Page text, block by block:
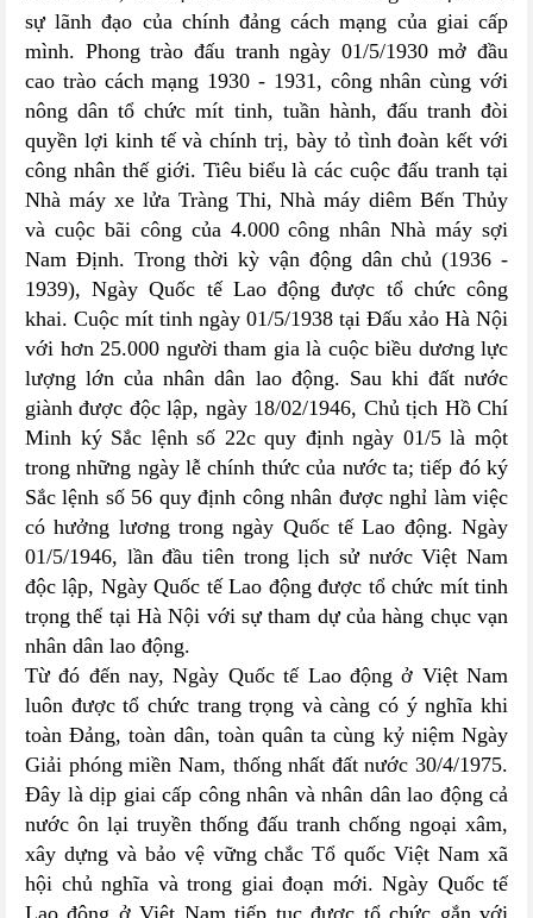
sự lãnh đạo của chính đảng cách mạng của giai cấp
mình. Phong trào đấu tranh ngày 01/5/1930 mở đầu
cao trào cách mạng 1930 - 1931, công nhân cùng với
nông dân tổ chức mít tinh, tuần hành, đấu tranh đòi
quyền lợi kinh tế và chính trị, bày tỏ tình đoàn kết với
công nhân thế giới. Tiêu biểu là các cuộc đấu tranh tại
Nhà máy xe lửa Tràng Thi, Nhà máy diêm Bến Thủy
và cuộc bãi công của 4.000 công nhân Nhà máy sợi
Nam Định. Trong thời kỳ vận động dân chủ (1936 -
1939), Ngày Quốc tế Lao động được tổ chức công
khai. Cuộc mít tinh ngày 01/5/1938 tại Đấu xảo Hà Nội
với hơn 25.000 người tham gia là cuộc biều dương lực
lượng lớn của nhân dân lao động. Sau khi đất nước
giành được độc lập, ngày 18/02/1946, Chủ tịch Hồ Chí
Minh ký Sắc lệnh số 22c quy định ngày 01/5 là một
trong những ngày lễ chính thức của nước ta; tiếp đó ký
Sắc lệnh số 56 quy định công nhân được nghỉ làm việc
có hưởng lương trong ngày Quốc tế Lao động. Ngày
01/5/1946, lần đầu tiên trong lịch sử nước Việt Nam
độc lập, Ngày Quốc tế Lao động được tổ chức mít tinh
trọng thể tại Hà Nội với sự tham dự của hàng chục vạn
nhân dân lao động.
Từ đó đến nay, Ngày Quốc tế Lao động ở Việt Nam
luôn được tổ chức trang trọng và càng có ý nghĩa khi
toàn Đảng, toàn dân, toàn quân ta cùng kỷ niệm Ngày
Giải phóng miền Nam, thống nhất đất nước 30/4/1975.
Đây là dịp giai cấp công nhân và nhân dân lao động cả
nước ôn lại truyền thống đấu tranh chống ngoại xâm,
xây dựng và bảo vệ vững chắc Tổ quốc Việt Nam xã
hội chủ nghĩa và trong giai đoạn mới. Ngày Quốc tế
Lao động ở Việt Nam tiếp tục được tổ chức gắn với